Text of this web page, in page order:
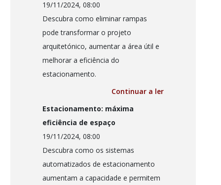
19/11/2024, 08:00
Descubra como eliminar rampas
pode transformar o projeto
arquitetónico, aumentar a área útil e
melhorar a eficiência do
estacionamento.
Continuar a ler
Estacionamento: máxima
eficiência de espaço
19/11/2024, 08:00
Descubra como os sistemas
automatizados de estacionamento
aumentam a capacidade e permitem